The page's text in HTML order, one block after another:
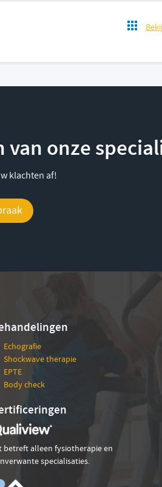
van onze
klachten af!
Echografie
Shockwave therapie
EPTE
Body check
betreft alleen fysiotherapie en
specialisaties.